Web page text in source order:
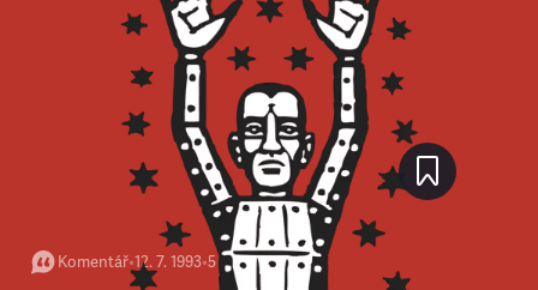
Komentář•12. 7. 1993•5 minut